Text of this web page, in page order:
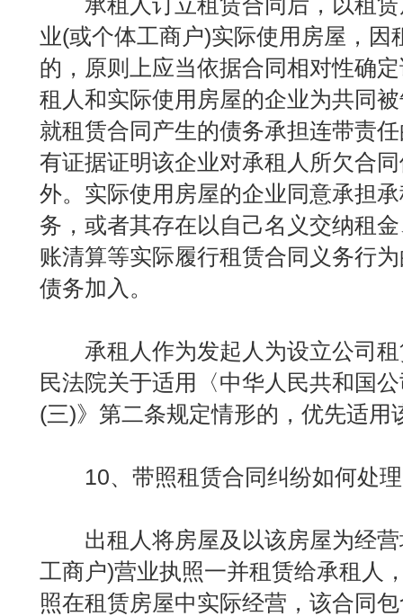
业(或个体工商户)实际使用房屋，因
的，原则上应当依据合同相对性确
租人和实际使用房屋的企业为共同
就租赁合同产生的债务承担连带责
有证据证明该企业对承租人所欠合
外。实际使用房屋的企业同意承担
务，或者其存在以自己名义交纳租
账清算等实际履行租赁合同义务行
债务加入。
承租人作为发起人为设立公司租
民法院关于适用〈中华人民共和国
(三)》第二条规定情形的，优先适用
10、带照租赁合同纠纷如何处
出租人将房屋及以该房屋为经营
工商户)营业执照一并租赁给承租人
照在租赁房屋中实际经营，该合同